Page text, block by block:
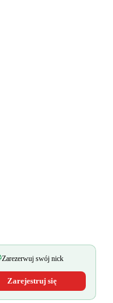
Zarezerwuj swój nick
Zarejestruj się